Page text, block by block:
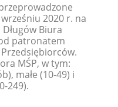
2020 r. na
Biura
patronatem
Przedsiębiorców.
MŚP, w tym:
małe (10-49) i
249).